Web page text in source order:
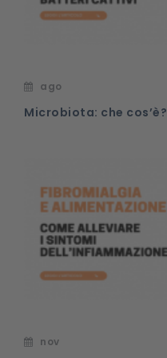
ago
Microbiota: che cos’è?
nov